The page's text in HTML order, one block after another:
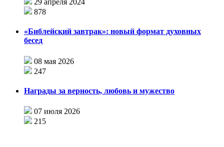
29 апреля 2024
878
«Библейский завтрак»: новый формат духовных
бесед
08 мая 2026
247
Награды за верность, любовь и мужество
07 июля 2026
215